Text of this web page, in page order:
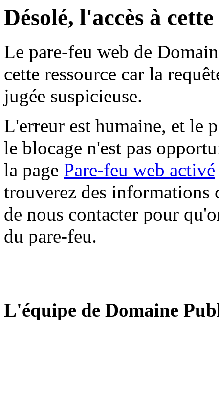
Désolé, l'accès à
Le pare-feu web de
cette ressource car la
jugée suspicieuse.
L'erreur est humaine, et le
le blocage n'est pas
la page Pare-feu web activé
trouverez des informations
de nous contacter pour
du pare-feu.
L'équipe de Domaine